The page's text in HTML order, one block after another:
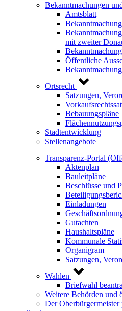
Bekanntmachungen
Amtsblatt
mit zweiter
Öffentliche
Ortsrecht
Satzungen,
Bebauungspläne
Stadtentwicklung
Stellenangebote
Transparenz-Portal
Aktenplan
Bauleitpläne
Beschlüsse und
Einladungen
Gutachten
Haushaltspläne
Kommunale
Organigram
Satzungen,
Wahlen
Briefwahl
Weitere Behörden und
Der Oberbürgermeister